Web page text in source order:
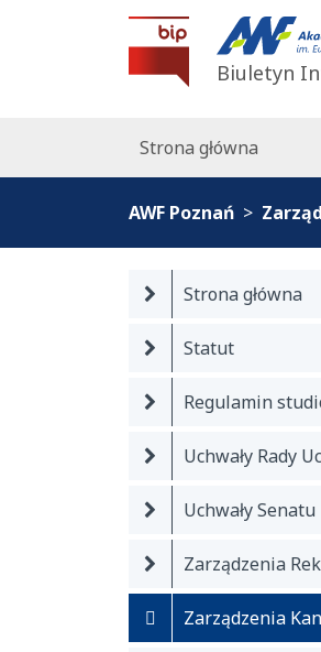
BIP
Biuletyn
Strona główna
AWF Poznań
Strona główna
Statut
Regulamin
Uchwały Rady
Uchwały Senatu
Zarządzenia
Zarządzenia